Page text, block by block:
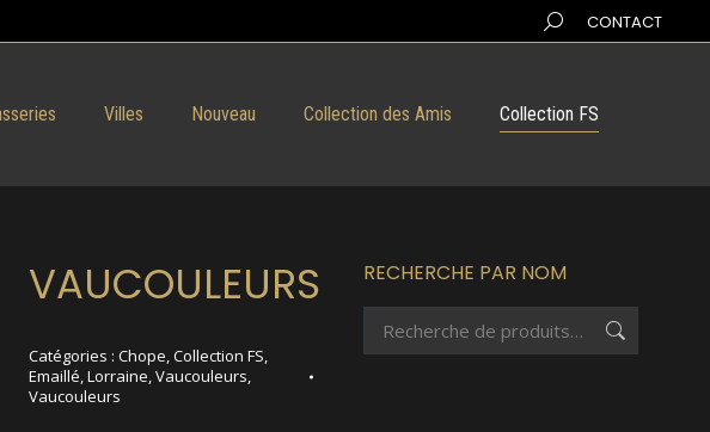
Search:CONTACT
Villes Nouveau Collection des Amis Collection FS
VAUCOULEURS
Catégories : Chope,Collection FS,
Emaillé,Lorraine,Vaucouleurs,
Vaucouleurs
RECHERCHE PAR NOM